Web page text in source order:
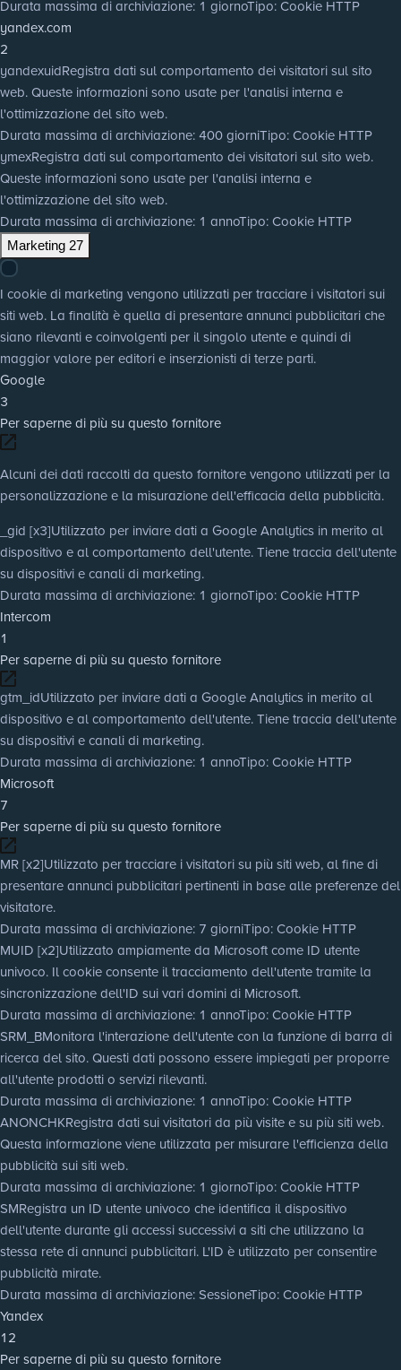
Durata massima di archiviazione: 1 giornoTipo: Cookie HTTP
yandex.com
2
yandexuidRegistra dati sul comportamento dei visitatori sul sito
web. Queste informazioni sono usate per l'analisi interna e
l'ottimizzazione del sito web.
Durata massima di archiviazione: 400 giorniTipo: Cookie HTTP
ymexRegistra dati sul comportamento dei visitatori sul sito web.
Queste informazioni sono usate per l'analisi interna e
l'ottimizzazione del sito web.
Durata massima di archiviazione: 1 annoTipo: Cookie HTTP
Marketing 27
I cookie di marketing vengono utilizzati per tracciare i visitatori sui
siti web. La finalità è quella di presentare annunci pubblicitari che
siano rilevanti e coinvolgenti per il singolo utente e quindi di
maggior valore per editori e inserzionisti di terze parti.
Google
3
Per saperne di più su questo fornitore
Alcuni dei dati raccolti da questo fornitore vengono utilizzati per la
personalizzazione e la misurazione dell'efficacia della pubblicità.
_gid [x3]Utilizzato per inviare dati a Google Analytics in merito al
dispositivo e al comportamento dell'utente. Tiene traccia dell'utente
su dispositivi e canali di marketing.
Durata massima di archiviazione: 1 giornoTipo: Cookie HTTP
Intercom
1
Per saperne di più su questo fornitore
gtm_idUtilizzato per inviare dati a Google Analytics in merito al
dispositivo e al comportamento dell'utente. Tiene traccia dell'utente
su dispositivi e canali di marketing.
Durata massima di archiviazione: 1 annoTipo: Cookie HTTP
Microsoft
7
Per saperne di più su questo fornitore
MR [x2]Utilizzato per tracciare i visitatori su più siti web, al fine di
presentare annunci pubblicitari pertinenti in base alle preferenze del
visitatore.
Durata massima di archiviazione: 7 giorniTipo: Cookie HTTP
MUID [x2]Utilizzato ampiamente da Microsoft come ID utente
univoco. Il cookie consente il tracciamento dell'utente tramite la
sincronizzazione dell'ID sui vari domini di Microsoft.
Durata massima di archiviazione: 1 annoTipo: Cookie HTTP
SRM_BMonitora l'interazione dell'utente con la funzione di barra di
ricerca del sito. Questi dati possono essere impiegati per proporre
all'utente prodotti o servizi rilevanti.
Durata massima di archiviazione: 1 annoTipo: Cookie HTTP
ANONCHKRegistra dati sui visitatori da più visite e su più siti web.
Questa informazione viene utilizzata per misurare l'efficienza della
pubblicità sui siti web.
Durata massima di archiviazione: 1 giornoTipo: Cookie HTTP
SMRegistra un ID utente univoco che identifica il dispositivo
dell'utente durante gli accessi successivi a siti che utilizzano la
stessa rete di annunci pubblicitari. L'ID è utilizzato per consentire
pubblicità mirate.
Durata massima di archiviazione: SessioneTipo: Cookie HTTP
Yandex
12
Per saperne di più su questo fornitore